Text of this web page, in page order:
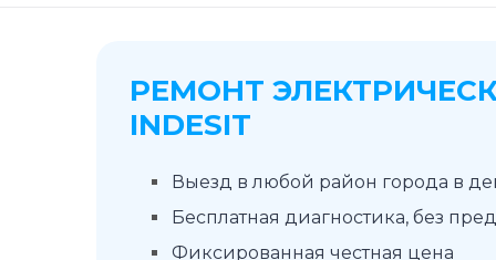
РЕМОНТ
INDESIT
Выезд в любой район города в
Бесплатная диагностика, без
Фиксированная честная цена